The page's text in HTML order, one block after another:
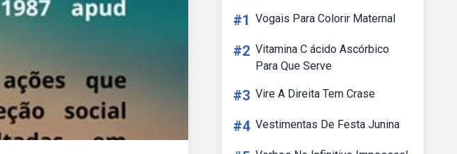
#1 Vogais Para Colorir Maternal
#2 Vitamina C ácido Ascórbico
Para Que Serve
#3 Vire A Direita Tem Crase
#4 Vestimentas De Festa Junina